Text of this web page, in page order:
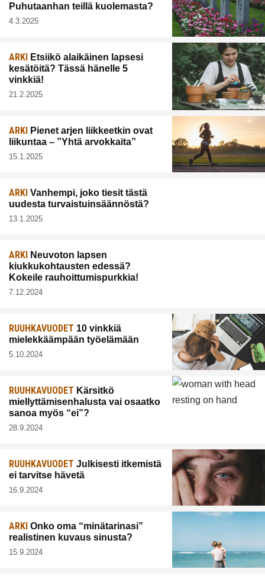
Puhutaanhan teillä kuolemasta?
4.3.2025
ARKI
Etsiikö alaikäinen lapsesi
kesätöitä? Tässä hänelle 5
vinkkiä!
21.2.2025
ARKI
Pienet arjen liikkeetkin ovat
liikuntaa – ”Yhtä arvokkaita”
15.1.2025
ARKI Vanhempi, joko tiesit tästä
uudesta turvaistuinsäännöstä?
13.1.2025
ARKI
Neuvoton lapsen
kiukkukohtausten edessä?
Kokeile rauhoittumispurkkia!
7.12.2024
RUUHKAVUODET 10 vinkkiä
mielekkäämpään työelämään
5.10.2024
RUUHKAVUODET Kärsitkö
miellyttämisenhalusta vai osaatko
sanoa myös “ei”?
28.9.2024
RUUHKAVUODET Julkisesti itkemistä
ei tarvitse hävetä
16.9.2024
ARKI Onko oma “minätarinasi”
realistinen kuvaus sinusta?
15.9.2024